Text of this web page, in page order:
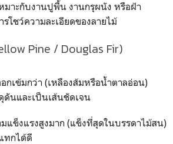
มาะกับงานปูพื้น งานกรุผนัง หรือฝ้า
โชว์ความละเอียดของลายไม้
Pine / Douglas Fir)
กเข้มกว่า (เหลืองส้มหรือน้ำตาลอ่อน)
ดันและเป็นเส้นชัดเจน
แข็งแรงสูงมาก (แข็งที่สุดในบรรดาไม้สน)
ทกได้ดี